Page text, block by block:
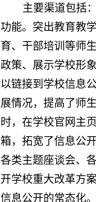
主要渠道包括
功能。突出教育教
育、干部培训等师
政策、展示学校形
以链接到学校信息
展情况，提高了师
时，在学校官网主
箱，拓宽了信息公
各类主题座谈会、
开学校重大改革方
信息公开的常态化